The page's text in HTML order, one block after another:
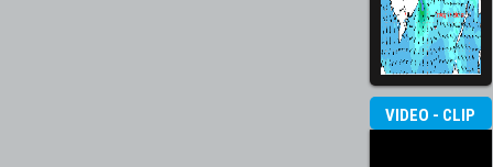
VIDEO - CLIP